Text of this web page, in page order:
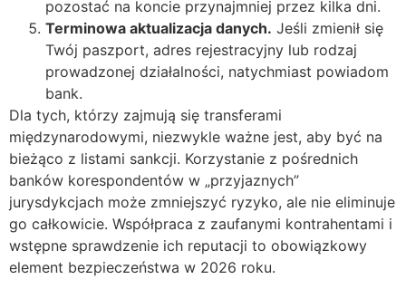
pozostać na koncie przynajmniej przez kilka dni.
Terminowa aktualizacja danych. Jeśli zmienił się
Twój paszport, adres rejestracyjny lub rodzaj
prowadzonej działalności, natychmiast powiadom
bank.
Dla tych, którzy zajmują się transferami
międzynarodowymi, niezwykle ważne jest, aby być na
bieżąco z listami sankcji. Korzystanie z pośrednich
banków korespondentów w „przyjaznych”
jurysdykcjach może zmniejszyć ryzyko, ale nie eliminuje
go całkowicie. Współpraca z zaufanymi kontrahentami i
wstępne sprawdzenie ich reputacji to obowiązkowy
element bezpieczeństwa w 2026 roku.